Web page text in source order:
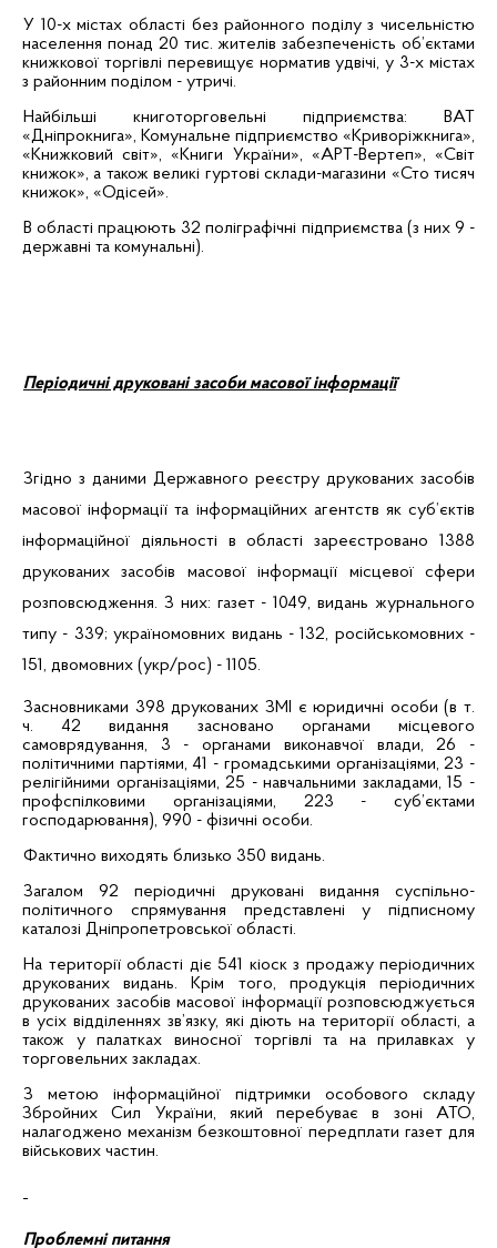
У 10-х містах області без районного поділу з чисельністю
населення понад 20 тис. жителів забезпеченість об’єктами
книжкової торгівлі перевищує норматив удвічі, у 3-х містах
з районним поділом - утричі.
Найбільші книготорговельні підприємства: ВАТ
«Дніпрокнига», Комунальне підприємство «Криворіжкнига»,
«Книжковий світ», «Книги України», «АРТ-Вертеп», «Світ
книжок», а також великі гуртові склади-магазини «Сто тисяч
книжок», «Одісей».
В області працюють 32 поліграфічні підприємства (з них 9 -
державні та комунальні).
Періодичні друковані засоби масової інформації
Згідно з даними Державного реєстру друкованих засобів
масової інформації та інформаційних агентств як суб’єктів
інформаційної діяльності в області зареєстровано 1388
друкованих засобів масової інформації місцевої сфери
розповсюдження. З них: газет - 1049, видань журнального
типу - 339; україномовних видань - 132, російськомовних -
151, двомовних (укр/рос) - 1105.
Засновниками 398 друкованих ЗМІ є юридичні особи (в т.
ч. 42 видання засновано органами місцевого
самоврядування, 3 - органами виконавчої влади, 26 -
політичними партіями, 41 - громадськими організаціями, 23 -
релігійними організаціями, 25 - навчальними закладами, 15 -
профспілковими організаціями, 223 - суб’єктами
господарювання), 990 - фізичні особи.
Фактично виходять близько 350 видань.
Загалом 92 періодичні друковані видання суспільно-
політичного спрямування представлені у підписному
каталозі Дніпропетровської області.
На території області діє 541 кіоск з продажу періодичних
друкованих видань. Крім того, продукція періодичних
друкованих засобів масової інформації розповсюджується
в усіх відділеннях зв’язку, які діють на території області, а
також у палатках виносної торгівлі та на прилавках у
торговельних закладах.
З метою інформаційної підтримки особового складу
Збройних Сил України, який перебуває в зоні АТО,
налагоджено механізм безкоштовної передплати газет для
військових частин.
Проблемні питання